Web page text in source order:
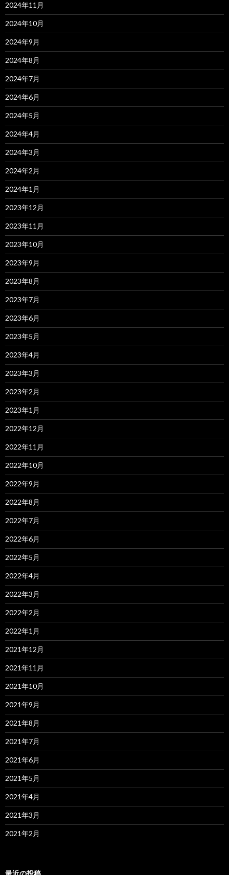
2024年11月
2024年10月
2024年9月
2024年8月
2024年7月
2024年6月
2024年5月
2024年4月
2024年3月
2024年2月
2024年1月
2023年12月
2023年11月
2023年10月
2023年9月
2023年8月
2023年7月
2023年6月
2023年5月
2023年4月
2023年3月
2023年2月
2023年1月
2022年12月
2022年11月
2022年10月
2022年9月
2022年8月
2022年7月
2022年6月
2022年5月
2022年4月
2022年3月
2022年2月
2022年1月
2021年12月
2021年11月
2021年10月
2021年9月
2021年8月
2021年7月
2021年6月
2021年5月
2021年4月
2021年3月
2021年2月
最近の投稿